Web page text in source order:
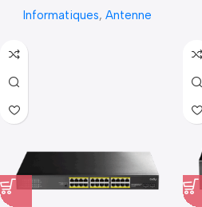
Informatiques, Antenne